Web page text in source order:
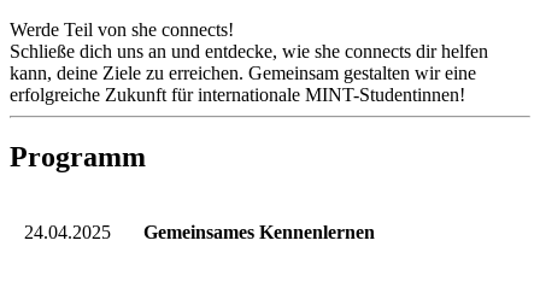
Werde Teil von she connects!
Schließe dich uns an und entdecke, wie she connects dir helfen
kann, deine Ziele zu erreichen. Gemeinsam gestalten wir eine
erfolgreiche Zukunft für internationale MINT-Studentinnen!
Programm
24.04.2025 Gemeinsames Kennenlernen